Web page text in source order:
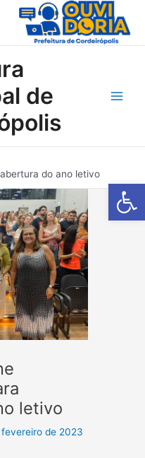
Barra de
de
do ano letivo
letivo
de 2023